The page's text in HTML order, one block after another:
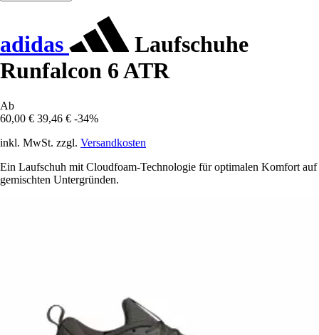
adidas
Laufschuhe
Runfalcon 6 ATR
Ab
60,00 € 39,46 € -34%
inkl. MwSt. zzgl. Versandkosten
Ein Laufschuh mit Cloudfoam-Technologie für optimalen Komfort auf
gemischten Untergründen.